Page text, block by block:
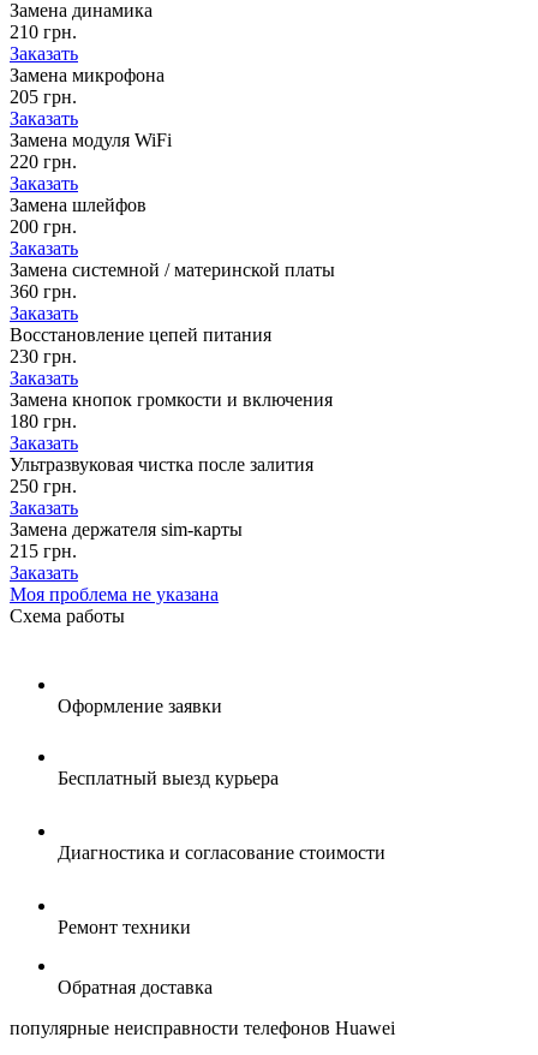
Замена динамика
210 грн.
Заказать
Замена микрофона
205 грн.
Заказать
Замена модуля WiFi
220 грн.
Заказать
Замена шлейфов
200 грн.
Заказать
Замена системной / материнской платы
360 грн.
Заказать
Восстановление цепей питания
230 грн.
Заказать
Замена кнопок громкости и включения
180 грн.
Заказать
Ультразвуковая чистка после залития
250 грн.
Заказать
Замена держателя sim-карты
215 грн.
Заказать
Моя проблема не указана
Схема работы
Оформление заявки
Бесплатный выезд курьера
Диагностика и согласование стоимости
Ремонт техники
Обратная доставка
популярные неисправности телефонов Huawei